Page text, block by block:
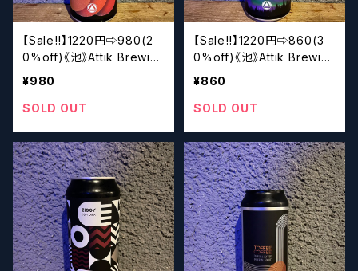
【Sale‼︎】1220円⇨980(2
0%off)《池》Attik Brewin
g Shaka
¥980
SOLD OUT
【Sale‼︎】1220円⇨860(3
0%off)《池》Attik Brewin
g Taiga
¥860
SOLD OUT